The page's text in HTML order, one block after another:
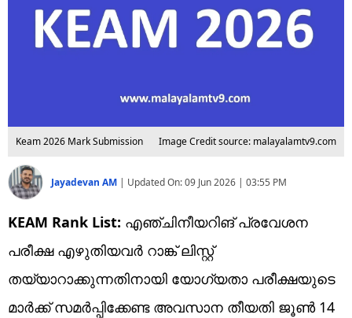
Keam 2026 Mark Submission Image Credit source: malayalamtv9.com
Jayadevan AM | Updated On:09 Jun 2026 | 03:55 PM
KEAM Rank List: എഞ്ചിനീയറിങ് പ്രവേശന
പരീക്ഷ എഴുതിയവര്‍ റാങ്ക് ലിസ്റ്റ്
തയ്യാറാക്കുന്നതിനായി യോഗ്യതാ പരീക്ഷയുടെ
മാര്‍ക്ക് സമര്‍പ്പിക്കേണ്ട അവസാന തീയതി ജൂണ്‍ 14